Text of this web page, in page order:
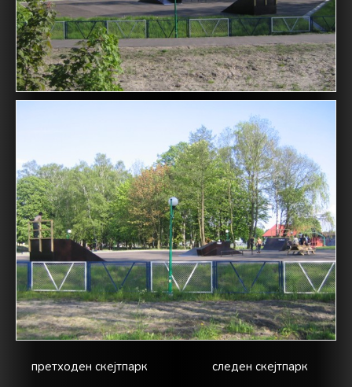
следен скејтпарк
претходен скејтпарк